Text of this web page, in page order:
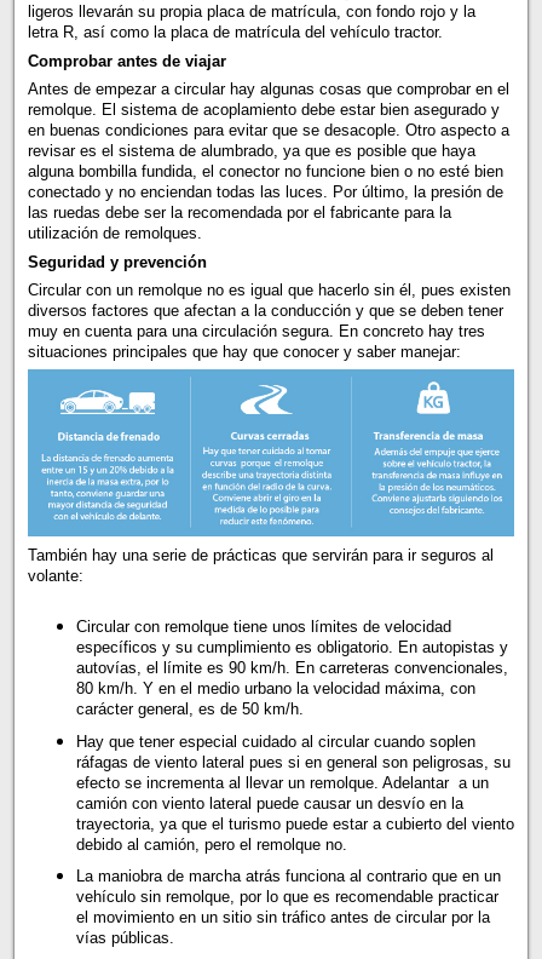
ligeros llevarán su propia placa de matrícula, con fondo rojo y la
letra R, así como la placa de matrícula del vehículo tractor.
Comprobar antes de viajar
Antes de empezar a circular hay algunas cosas que comprobar en el
remolque. El sistema de acoplamiento debe estar bien asegurado y
en buenas condiciones para evitar que se desacople. Otro aspecto a
revisar es el sistema de alumbrado, ya que es posible que haya
alguna bombilla fundida, el conector no funcione bien o no esté bien
conectado y no enciendan todas las luces. Por último, la presión de
las ruedas debe ser la recomendada por el fabricante para la
utilización de remolques.
Seguridad y prevención
Circular con un remolque no es igual que hacerlo sin él, pues existen
diversos factores que afectan a la conducción y que se deben tener
muy en cuenta para una circulación segura. En concreto hay tres
situaciones principales que hay que conocer y saber manejar:
También hay una serie de prácticas que servirán para ir seguros al
volante:
Circular con remolque tiene unos límites de velocidad
específicos y su cumplimiento es obligatorio. En autopistas y
autovías, el límite es 90 km/h. En carreteras convencionales,
80 km/h. Y en el medio urbano la velocidad máxima, con
carácter general, es de 50 km/h.
Hay que tener especial cuidado al circular cuando soplen
ráfagas de viento lateral pues si en general son peligrosas, su
efecto se incrementa al llevar un remolque. Adelantar a un
camión con viento lateral puede causar un desvío en la
trayectoria, ya que el turismo puede estar a cubierto del viento
debido al camión, pero el remolque no.
La maniobra de marcha atrás funciona al contrario que en un
vehículo sin remolque, por lo que es recomendable practicar
el movimiento en un sitio sin tráfico antes de circular por la
vías públicas.